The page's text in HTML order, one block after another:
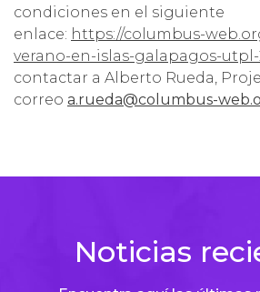
condiciones en el siguiente
enlace: https://columbus-
verano-en-islas-galapagos-utpl-
contactar a Alberto Rueda,
correo a.rueda@columbus-
Noticias